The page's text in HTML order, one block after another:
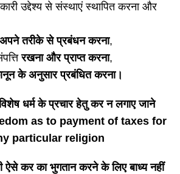
उद्देश्य से संस्थाएं स्थापित करना और
अपने तरीके से प्रबंधन करना,
रखना और प्राप्त करना,
के अनुसार प्रबंधित करना।
धर्म के प्रचार हेतु कर न लगाए जाने
as to payment of taxes for
particular religion
ऐसे कर का भुगतान करने के लिए बाध्य नहीं